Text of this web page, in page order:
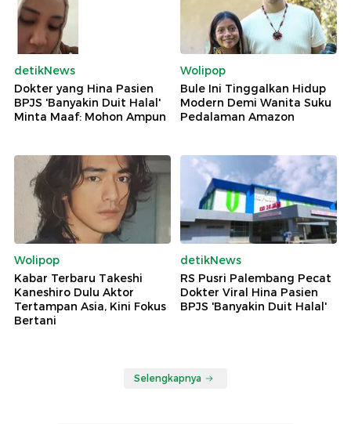
detikNews
Dokter yang Hina Pasien
BPJS 'Banyakin Duit Halal'
Minta Maaf: Mohon Ampun
Wolipop
Bule Ini Tinggalkan Hidup
Modern Demi Wanita Suku
Pedalaman Amazon
Wolipop
Kabar Terbaru Takeshi
Kaneshiro Dulu Aktor
Tertampan Asia, Kini Fokus
Bertani
detikNews
RS Pusri Palembang Pecat
Dokter Viral Hina Pasien
BPJS 'Banyakin Duit Halal'
Selengkapnya